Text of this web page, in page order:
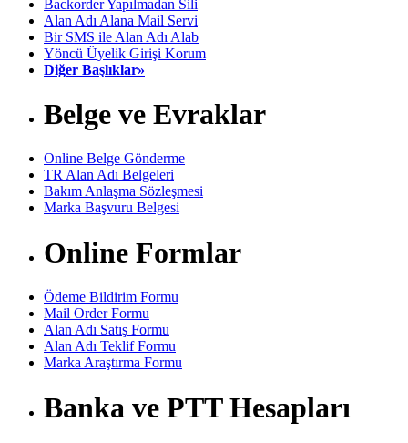
Backorder Yapılmadan Sili
Alan Adı Alana Mail Servi
Bir SMS ile Alan Adı Alab
Yöncü Üyelik Girişi Korum
Diğer Başlıklar»
Belge ve Evraklar
Online Belge Gönderme
TR Alan Adı Belgeleri
Bakım Anlaşma Sözleşmesi
Marka Başvuru Belgesi
Online Formlar
Ödeme Bildirim Formu
Mail Order Formu
Alan Adı Satış Formu
Alan Adı Teklif Formu
Marka Araştırma Formu
Banka ve PTT Hesapları